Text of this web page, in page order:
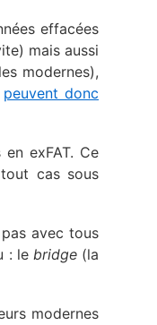
effacées
mais aussi
modernes),
peuvent donc
exFAT. Ce
cas sous
avec tous
: le bridge(la
modernes